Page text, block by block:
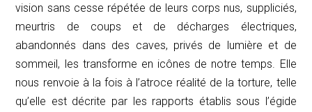
vision sans cesse répétée de leurs corps nus, suppliciés,
meurtris de coups et de décharges électriques,
abandonnés dans des caves, privés de lumière et de
sommeil, les transforme en icônes de notre temps. Elle
nous renvoie à la fois à l’atroce réalité de la torture, telle
qu’elle est décrite par les rapports établis sous l’égide